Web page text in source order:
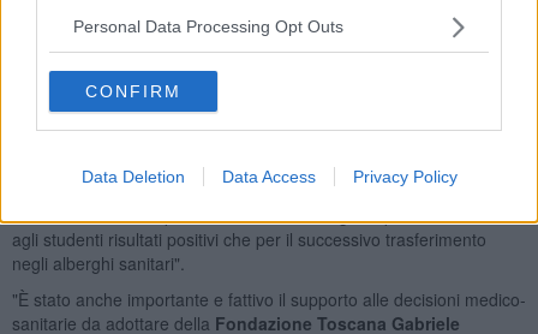
Personal Data Processing Opt Outs
CONFIRM
Data Deletion Data Access Privacy Policy
asporto, per adesso agli allievi residenti nei collegi.
“Siamo in costante contatto con le autorità sanitarie e con gli allievi
continuo monitoraggio
Direttore della Scuola Normale,
professionalità e la disponibilità
del personale sanitario della Asl
Toscana Nord Ovest, che ha fornito un supporto efficace alla
agli studenti risultati positivi che per il successivo trasferimento
negli alberghi sanitari".
"È stato anche importante e fattivo il supporto alle decisioni medico-
sanitarie da adottare della Fondazione Toscana Gabriele